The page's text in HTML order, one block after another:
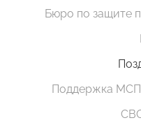
Бюро по защите
Поддержка